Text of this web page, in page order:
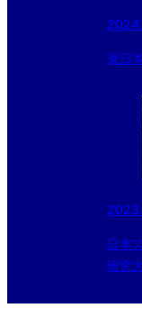
東日
日本
研究